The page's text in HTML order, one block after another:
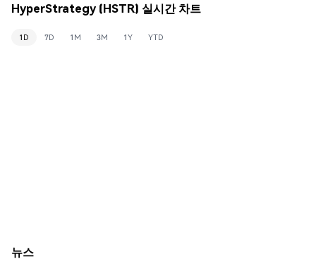
HyperStrategy (HSTR) 실시간 차트
1D 7D 1M 3M 1Y YTD
뉴스